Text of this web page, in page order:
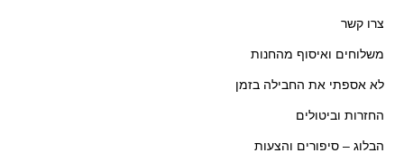
צרו קשר
משלוחים ואיסוף מהחנות
לא אספתי את החבילה בזמן
החזרות וביטולים
הבלוג – סיפורים והצעות